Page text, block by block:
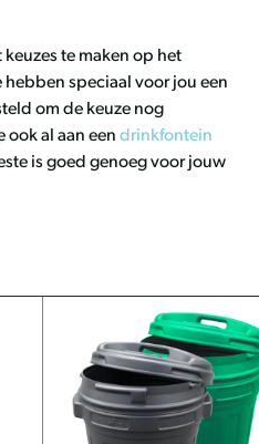
te maken op het
speciaal voor jou een
om de keuze nog
ook al aan een drinkfontein
is goed genoeg voor jouw